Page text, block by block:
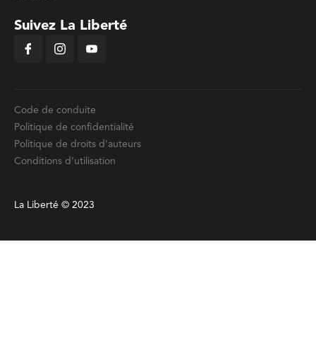
Suivez La Liberté
Code de conduite
Politique de confidentialité
Politique de droits d'auteurs
Conditions d'utilisation
La Liberté © 2023